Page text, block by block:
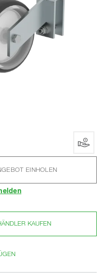
EINHOLEN
KAUFEN